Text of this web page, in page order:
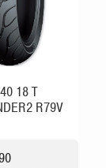
18 T
R79V